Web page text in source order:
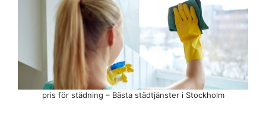
pris för städning – Bästa städtjänster i Stockholm